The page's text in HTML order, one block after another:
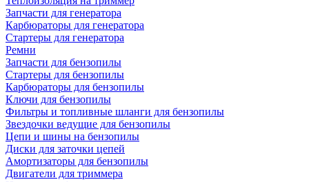
Запчасти для генератора
Карбюраторы для генератора
Стартеры для генератора
Ремни
Запчасти для бензопилы
Стартеры для бензопилы
Карбюраторы для бензопилы
Ключи для бензопилы
Фильтры и топливные шланги для бензопилы
Звездочки ведущие для бензопилы
Цепи и шины на бензопилы
Диски для заточки цепей
Амортизаторы для бензопилы
Двигатели для триммера